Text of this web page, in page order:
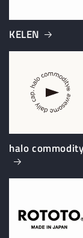
KELEN
halo commodity